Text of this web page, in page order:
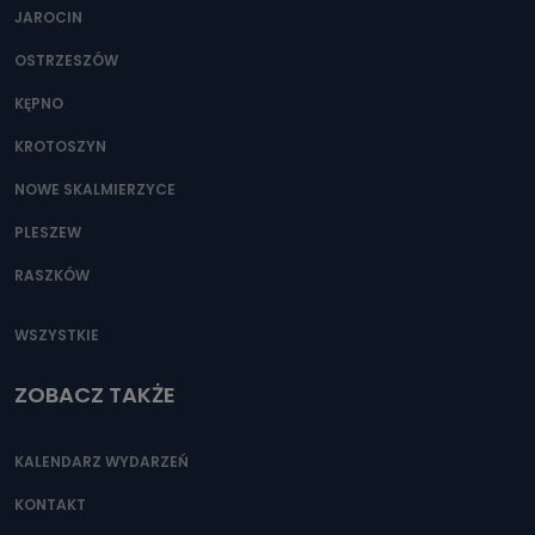
e-mailowo pod adresem: poczta@tvproart.pl
JAROCIN
OSTRZESZÓW
KĘPNO
KROTOSZYN
NOWE SKALMIERZYCE
PLESZEW
RASZKÓW
WSZYSTKIE
ZOBACZ TAKŻE
KALENDARZ WYDARZEŃ
KONTAKT